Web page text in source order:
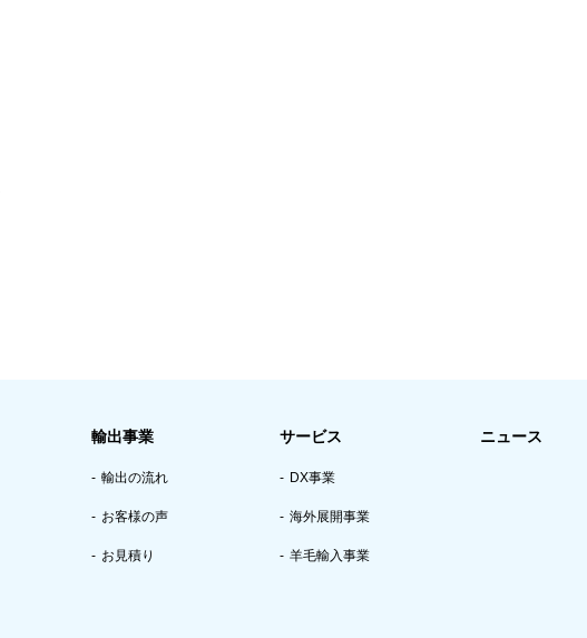
輸出事業
輸出の流れ
お客様の声
お見積り
サービス
DX事業
海外展開事業
羊毛輸入事業
ニュース